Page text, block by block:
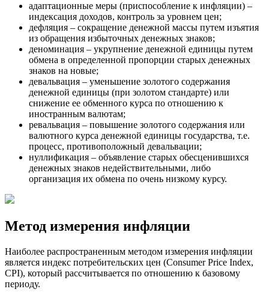
адаптационные меры (приспособление к инфляции) –
индексация доходов, контроль за уровнем цен;
дефляция – сокращение денежной массы путем изъятия
из обращения избыточных денежных знаков;
деноминация – укрупнение денежной единицы путем
обмена в определенной пропорции старых денежных
знаков на новые;
девальвация – уменьшение золотого содержания
денежной единицы (при золотом стандарте) или
снижение ее обменного курса по отношению к
иностранным валютам;
ревальвация – повышение золотого содержания или
валютного курса денежной единицы государства, т.е.
процесс, противоположный девальвации;
нуллификация – объявление старых обесценившихся
денежных знаков недействительными, либо
организация их обмена по очень низкому курсу.
Метод измерения инфляции
Наиболее распространенным методом измерения инфляции
является индекс потребительских цен (Consumer Price Index,
CPI), который рассчитывается по отношению к базовому
периоду.